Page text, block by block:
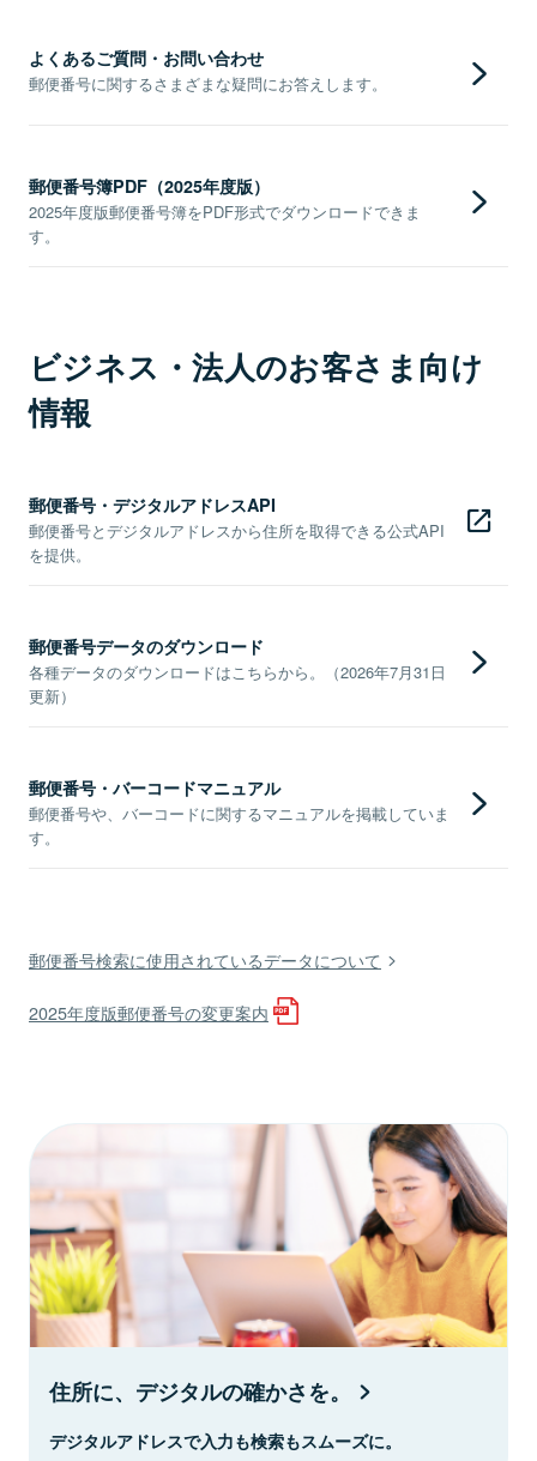
よくあるご質問・お問い合わせ
郵便番号に関するさまざまな疑問にお答えします。
郵便番号簿PDF（2025年度版）
2025年度版郵便番号簿をPDF形式でダウンロードできま
す。
ビジネス・法人のお客さま向け
情報
郵便番号・デジタルアドレスAPI
郵便番号とデジタルアドレスから住所を取得できる公式API
を提供。
郵便番号データのダウンロード
各種データのダウンロードはこちらから。（2026年7月31日
更新）
郵便番号・バーコードマニュアル
郵便番号や、バーコードに関するマニュアルを掲載していま
す。
郵便番号検索に使用されているデータについて
2025年度版郵便番号の変更案内
住所に、デジタルの確かさを。
デジタルアドレスで入力も検索もスムーズに。